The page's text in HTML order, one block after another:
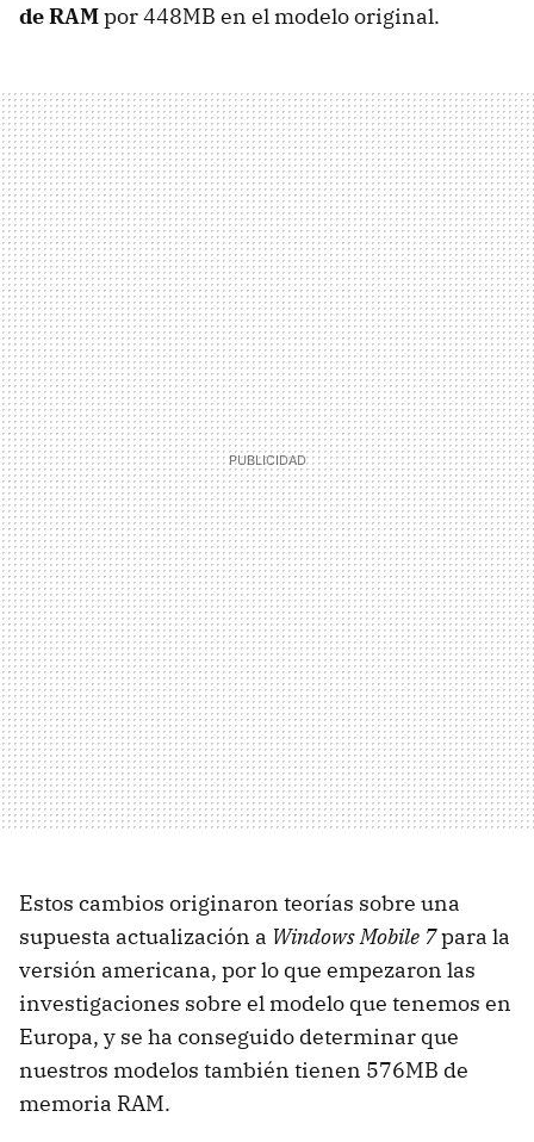
de RAMpor 448MB en el modelo original.
Estos cambios originaron teorías sobre una
supuesta actualización a Windows Mobile 7para la
versión americana, por lo que empezaron las
investigaciones sobre el modelo que tenemos en
Europa, y se ha conseguido determinar que
nuestros modelos también tienen 576MB de
memoria RAM.